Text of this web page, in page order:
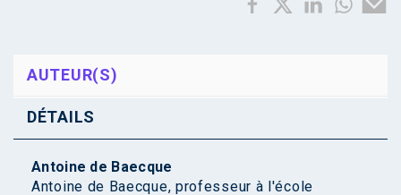
AUTEUR(S)
DÉTAILS
Antoine de Baecque
Antoine de Baecque, professeur à l'école